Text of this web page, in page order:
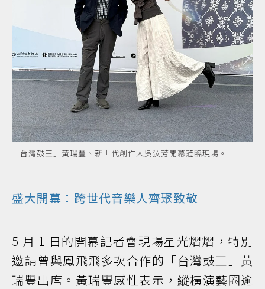
「台灣鼓王」黃瑞豐、新世代創作人吳汶芳開幕蒞臨現場。
盛大開幕：跨世代音樂人齊聚致敬
5 月 1 日的開幕記者會現場星光熠熠，特別
邀請曾與鳳飛飛多次合作的「台灣鼓王」黃
瑞豐出席。黃瑞豐感性表示，縱橫演藝圈逾